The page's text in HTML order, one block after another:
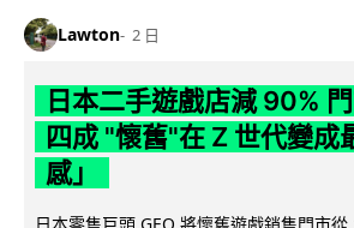
Lawton 2 日
日本二手遊戲店減 90%
四成 "懷舊"在 Z 世代變成
感」
日本零售巨頭 GEO 將懷舊遊戲銷售門市